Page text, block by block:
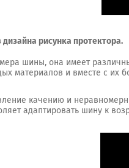
рисунка протектора.
шины, она имеет
материалов и вместе с
качению и
адаптировать шину к